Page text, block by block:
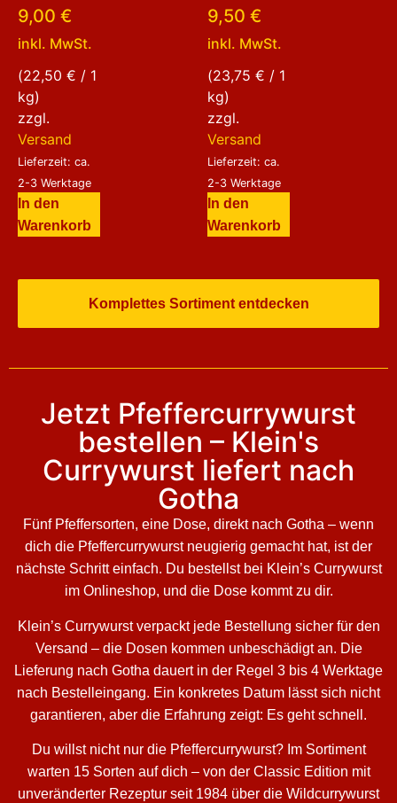
Bewertet
mit
von 5
9,00 €
inkl. MwSt.
(22,50 € / 1
kg)
zzgl.
Versand
Lieferzeit: ca.
2-3 Werktage
In den
Warenkorb
Bewertet
mit
von 5
9,50 €
inkl. MwSt.
(23,75 € / 1
kg)
zzgl.
Versand
Lieferzeit: ca.
2-3 Werktage
In den
Warenkorb
Komplettes Sortiment entdecken
Jetzt Pfeffercurrywurst
bestellen – Klein's
Currywurst liefert nach
Gotha
Fünf Pfeffersorten, eine Dose, direkt nach Gotha – wenn
dich die Pfeffercurrywurst neugierig gemacht hat, ist der
nächste Schritt einfach. Du bestellst bei Klein’s Currywurst
im Onlineshop, und die Dose kommt zu dir.
Klein’s Currywurst verpackt jede Bestellung sicher für den
Versand – die Dosen kommen unbeschädigt an. Die
Lieferung nach Gotha dauert in der Regel 3 bis 4 Werktage
nach Bestelleingang. Ein konkretes Datum lässt sich nicht
garantieren, aber die Erfahrung zeigt: Es geht schnell.
Du willst nicht nur die Pfeffercurrywurst? Im Sortiment
warten 15 Sorten auf dich – von der Classic Edition mit
unveränderter Rezeptur seit 1984 über die Wildcurrywurst